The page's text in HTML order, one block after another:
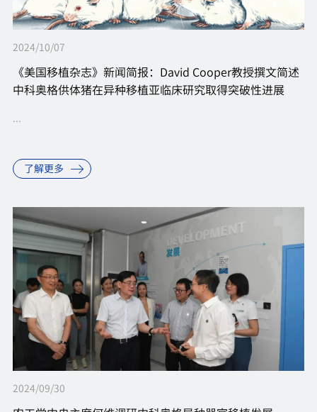
2024/10/07
《美国移植杂志》新闻简报：David Cooper教授撰文简述
中科奥格供体猪在异种移植亚临床研究取得突破性进展
...
了解更多
2024/09/30